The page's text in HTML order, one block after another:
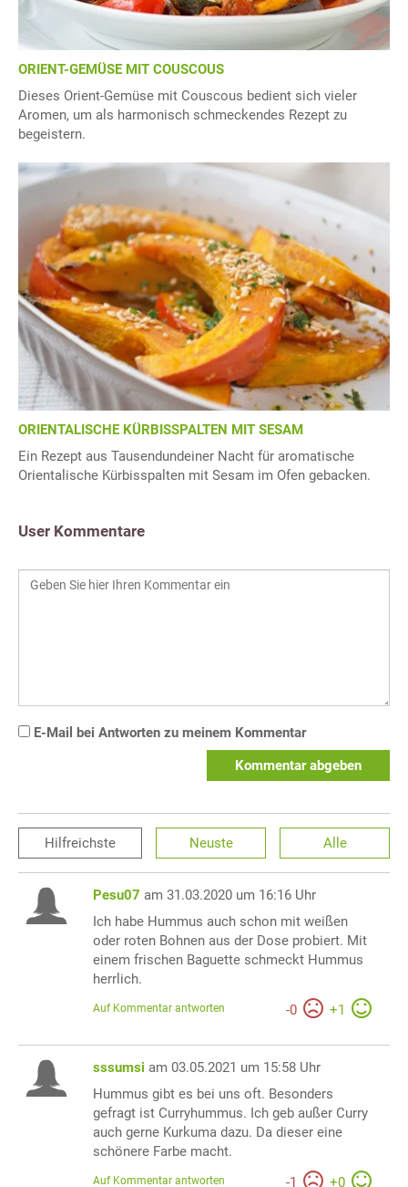
ORIENT-GEMÜSE MIT COUSCOUS
Dieses Orient-Gemüse mit Couscous bedient sich vieler
Aromen, um als harmonisch schmeckendes Rezept zu
begeistern.
ORIENTALISCHE KÜRBISSPALTEN MIT SESAM
Ein Rezept aus Tausendundeiner Nacht für aromatische
Orientalische Kürbisspalten mit Sesam im Ofen gebacken.
User Kommentare
E-Mail bei Antworten zu meinem Kommentar
Kommentar abgeben
Hilfreichste Neuste Alle
Pesu07 am 31.03.2020 um 16:16 Uhr
Ich habe Hummus auch schon mit weißen
oder roten Bohnen aus der Dose probiert. Mit
einem frischen Baguette schmeckt Hummus
herrlich.
-0 +1
Auf Kommentar antworten
sssumsi am 03.05.2021 um 15:58 Uhr
Hummus gibt es bei uns oft. Besonders
gefragt ist Curryhummus. Ich geb außer Curry
auch gerne Kurkuma dazu. Da dieser eine
schönere Farbe macht.
-1 +0
Auf Kommentar antworten